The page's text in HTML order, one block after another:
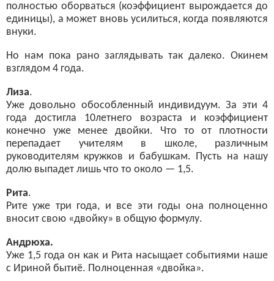
полностью оборваться (коэффициент вырождается до
единицы), а может вновь усилиться, когда появляются
внуки.
Но нам пока рано заглядывать так далеко. Окинем
взглядом 4 года.
Лиза.
Уже довольно обособленный индивидуум. За эти 4
года достигла 10летнего возраста и коэффициент
конечно уже менее двойки. Что то от плотности
перепадает учителям в школе, различным
руководителям кружков и бабушкам. Пусть на нашу
долю выпадет лишь что то около — 1,5.
Рита.
Рите уже три года, и все эти годы она полноценно
вносит свою «двойку» в общую формулу.
Андрюха.
Уже 1,5 года он как и Рита насыщает событиями наше
с Ириной бытиё. Полноценная «двойка».